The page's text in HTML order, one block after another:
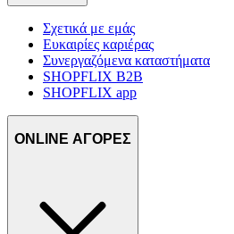
Σχετικά με εμάς
Ευκαιρίες καριέρας
Συνεργαζόμενα καταστήματα
SHOPFLIX B2B
SHOPFLIX app
ONLINE ΑΓΟΡΕΣ